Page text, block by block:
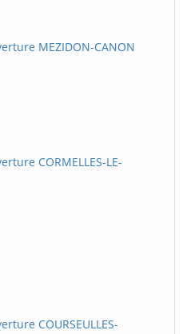
MEZIDON-CANON
CORMELLES-LE-
COURSEULLES-